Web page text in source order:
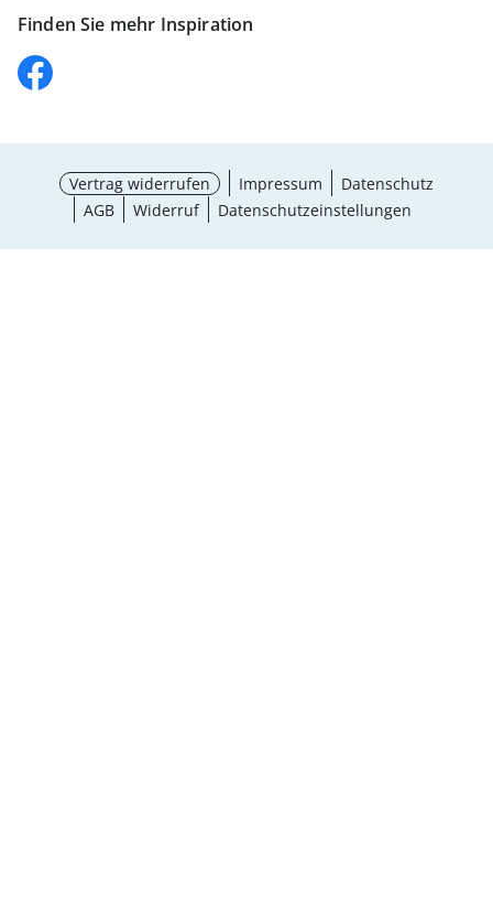
Finden Sie mehr Inspiration
Vertrag widerrufen Impressum
Datenschutz
AGB
Widerruf Datenschutzeinstellungen